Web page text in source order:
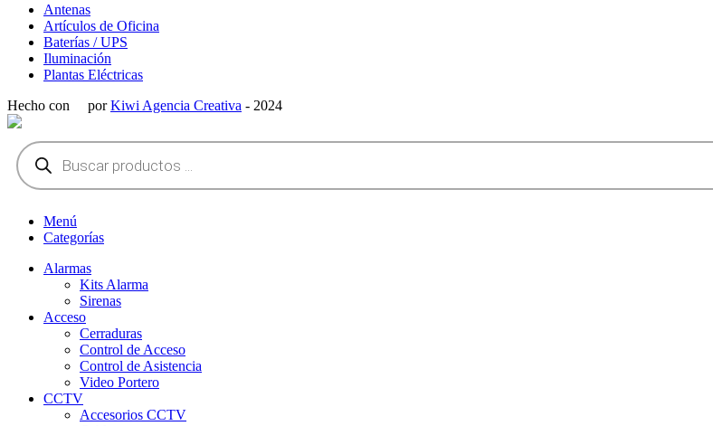
Antenas
Artículos de Oficina
Baterías / UPS
Iluminación
Plantas Eléctricas
Hecho con
porKiwi Agencia Creativa - 2024
Búsqueda
de
productos
Menú
Categorías
Alarmas
Kits Alarma
Sirenas
Acceso
Cerraduras
Control de Acceso
Control de Asistencia
Video Portero
CCTV
Accesorios CCTV